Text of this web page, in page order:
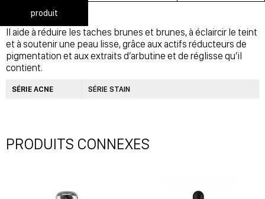
produit
Il aide à réduire les taches brunes et brunes, à éclaircir le teint
et à soutenir une peau lisse, grâce aux actifs réducteurs de
pigmentation et aux extraits d’arbutine et de réglisse qu’il
contient.
SÉRIE ACNE SÉRIE STAIN
PRODUITS CONNEXES